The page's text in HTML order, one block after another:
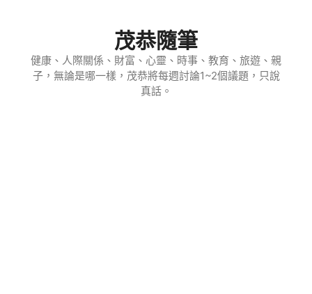
茂恭隨筆
健康、人際關係、財富、心靈、時事、教育、旅遊、親
子，無論是哪一樣，茂恭將每週討論1~2個議題，只說
真話。